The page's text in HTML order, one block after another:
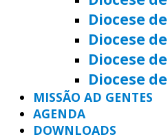
Diocese
Diocese
Diocese
Diocese
MISSÃO AD GENTES
AGENDA
DOWNLOADS